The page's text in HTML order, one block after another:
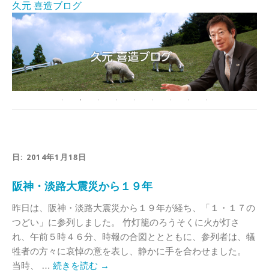
久元 喜造ブログ
日: 2014年1月18日
阪神・淡路大震災から１９年
昨日は、阪神・淡路大震災から１９年が経ち、「１・１７の
つどい」に参列しました。 竹灯籠のろうそくに火が灯さ
れ、午前５時４６分、時報の合図ととともに、参列者は、犠
牲者の方々に哀悼の意を表し、静かに手を合わせました。
当時、 … 続きを読む →